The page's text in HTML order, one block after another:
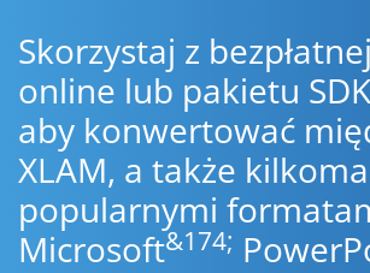
Skorzystaj z
online lub pakietu
aby konwertować
XLAM, a także kilkoma
popularnymi
Microsoft&174;